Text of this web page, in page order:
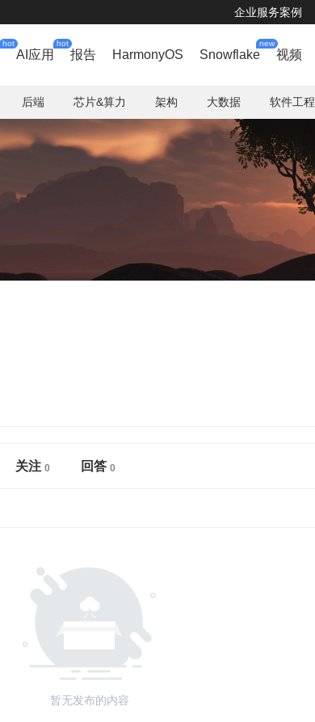
企业服务案例
hot
AI应用
hot
报告 HarmonyOS Snowflake
new
视频
后端 芯片&算力 架构 大数据 软件工程
关注 回答
暂无发布的内容